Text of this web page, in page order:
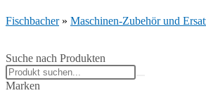
Fischbacher» Maschinen-Zubehör und
Suche nach Produkten
Search
products:
Marken